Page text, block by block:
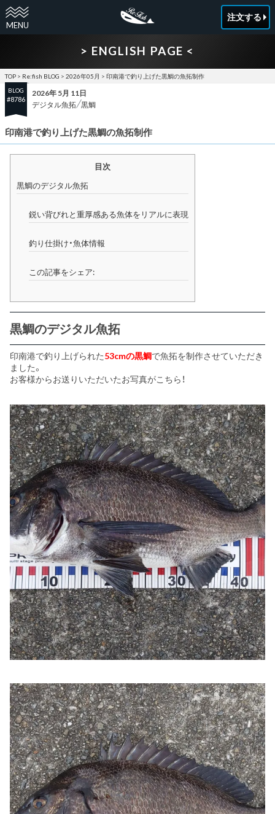
注文する
> ENGLISH PAGE <
TOP > Re:fish BLOG > 2026年05月 > 印南港で釣り上げた黒鯛の魚拓制作
BLOG
#8786
2026年 5月 11日
デジタル魚拓 黒鯛
印南港で釣り上げた黒鯛の魚拓制作
目次
黒鯛のデジタル魚拓
鋭い背びれと重厚感ある魚体をリアルに表現
釣り仕掛け・魚体情報
この記事をシェア:
黒鯛のデジタル魚拓
印南港で釣り上げられた53cmの黒鯛で魚拓を制作させていただき
ました。
お客様からお送りいただいたお写真がこちら！